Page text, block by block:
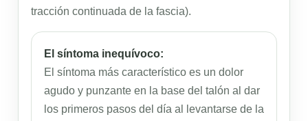
tracción continuada de la fascia).
El síntoma inequívoco:
El síntoma más característico es un dolor
agudo y punzante en la base del talón al dar
los primeros pasos del día al levantarse de la